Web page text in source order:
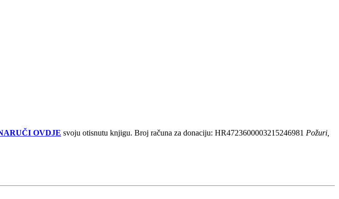
OVDJE svoju otisnutu knjigu. Broj računa za donaciju: HR4723600003215246981 Požuri,